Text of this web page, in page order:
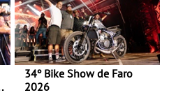
34º Bike Show de Faro
2026